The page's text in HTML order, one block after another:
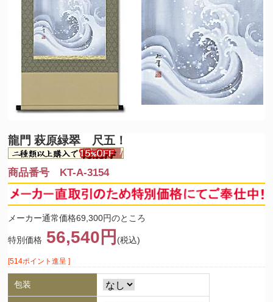
龍門 萩原緑翠 尺五！
商品番号 KT-A-3154
メーカー通常価格69,300円のところ
特別価格 56,540円 (税込)
[514ポイント進呈 ]
包装